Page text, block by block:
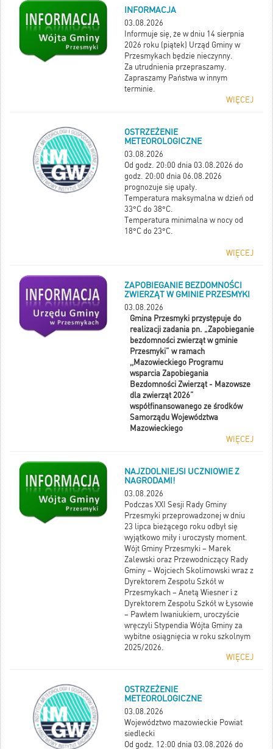
INFORMACJA
03.08.2026
Informuje się, że w dniu 14 sierpnia
2026 roku (piątek) Urząd Gminy w
Przesmykach będzie nieczynny.
Za utrudnienia przepraszamy.
Zapraszamy Państwa w innym
terminie.
WIĘCEJ
OSTRZEŻENIE
METEOROLOGICZNE
03.08.2026
Od godz. 20:00 dnia 03.08.2026 do
godz. 20:00 dnia 06.08.2026
prognozuje się upały.
Temperatura maksymalna w dzień od
33°C do 38°C.
Temperatura minimalna w nocy od
18°C do 23°C.
WIĘCEJ
ZAPOBIEGANIE BEZDOMNOŚCI
ZWIERZĄT W GMINIE PRZESMYKI
03.08.2026
Gmina Przesmyki przystępuje do
realizacji zadania pn. „Zapobieganie
bezdomności zwierząt w gminie
Przesmyki” w ramach
,,Mazowieckiego Programu
wsparcia Zapobiegania
Bezdomności Zwierząt - Mazowsze
dla zwierząt 2026”
współfinansowanego ze środków
Samorządu Województwa
Mazowieckiego
WIĘCEJ
NAJZDOLNIEJSI UCZNIOWIE Z
NAGRODAMI!
03.08.2026
Podczas XXI Sesji Rady Gminy
Przesmyki przeprowadzonej w dniu
23 lipca bieżącego roku odbył się
wyjątkowo miły i uroczysty moment.
Wójt Gminy Przesmyki – Marek
Zalewski oraz Przewodniczący Rady
Gminy – Wojciech Skolimowski wraz z
Dyrektorem Zespołu Szkół w
Przesmykach – Anetą Wiesner i z
Dyrektorem Zespołu Szkół w Łysowie
– Pawłem Iwaniukiem, uroczyście
wręczyli Stypendia Wójta Gminy za
wybitne osiągnięcia w roku szkolnym
2025/2026.
WIĘCEJ
OSTRZEŻENIE
METEOROLOGICZNE
03.08.2026
Województwo mazowieckie Powiat
siedlecki
Od godz. 12:00 dnia 03.08.2026 do